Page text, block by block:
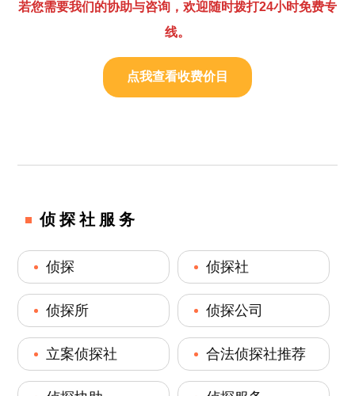
若您需要我们的协助与咨询，欢迎随时拨打24小时免费专
线。
点我查看收费价目
侦探社服务
侦探 侦探社
侦探所 侦探公司
立案侦探社 合法侦探社推荐